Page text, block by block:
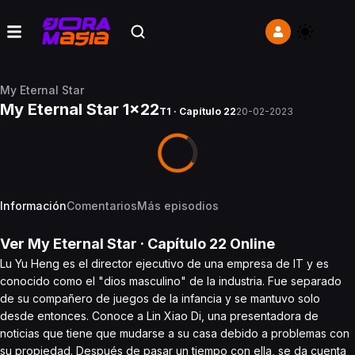
My Eternal Star
My Eternal Star 1x22T1 · Capítulo 2220-02-2023
InformaciónComentariosMás episodios
Ver My Eternal Star · Capítulo 22 Online
Lu Yu Heng es el director ejecutivo de una empresa de IT y es
conocido como el "dios masculino" de la industria. Fue separado
de su compañero de juegos de la infancia y se mantuvo solo
desde entonces. Conoce a Lin Xiao Di, una presentadora de
noticias que tiene que mudarse a su casa debido a problemas con
su propiedad. Después de pasar un tiempo con ella, se da cuenta